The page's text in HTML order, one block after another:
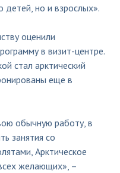
детей, но и взрослых».
оценили
в визит-центре.
стал арктический
еще в
обычную работу, в
занятия со
Арктическое
желающих», –